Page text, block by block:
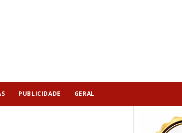
PUBLICIDADE GERAL